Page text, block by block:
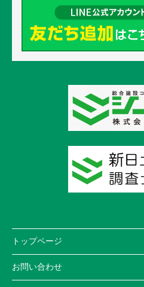
トップページ
お問い合わせ